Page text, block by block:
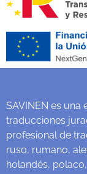
SAVINEN es una
traducciones
profesional de
ruso, rumano,
holandés,